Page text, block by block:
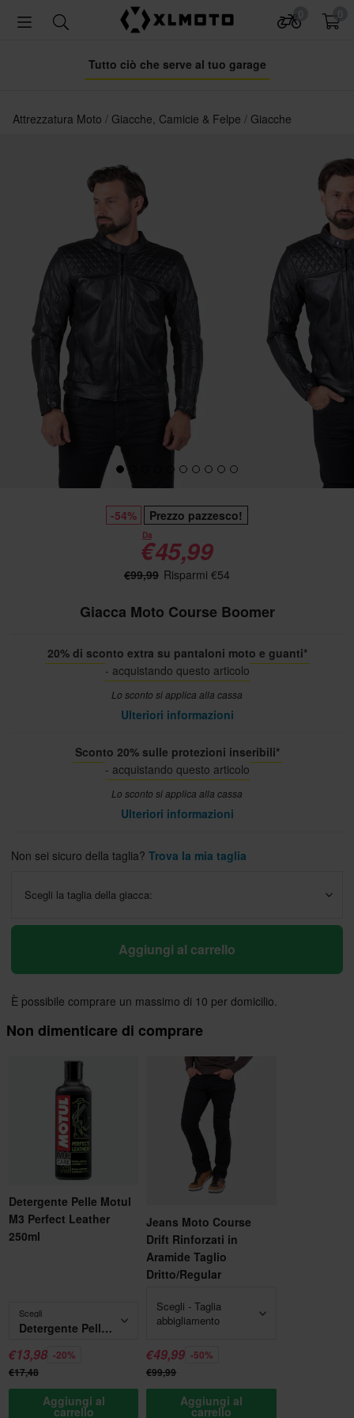
Tutto ciò che serve al tuo garage
Attrezzatura Moto Giacche, Camicie & Felpe Giacche
-54% Prezzo pazzesco!
Da
€45,99
€99,99 Risparmi €54
Giacca Moto Course Boomer
20% di sconto extra su pantaloni moto e guanti*
- acquistando questo articolo
Lo sconto si applica alla cassa
Ulteriori informazioni
Sconto 20% sulle protezioni inseribili*
- acquistando questo articolo
Lo sconto si applica alla cassa
Ulteriori informazioni
Non sei sicuro della taglia? Trova la mia taglia
Scegli la taglia della giacca:
Aggiungi al carrello
È possibile comprare un massimo di 10 per domicilio.
Non dimenticare di comprare
Detergente Pelle Motul
M3 Perfect Leather
250ml
Scegli
Detergente Pelle Motul M3 Perfect Leather 250ml
€13,98 -20%
€17,48
Aggiungi al
carrello
Jeans Moto Course
Drift Rinforzati in
Aramide Taglio
Dritto/Regular
Scegli - Taglia
abbigliamento
€49,99 -50%
€99,99
Aggiungi al
carrello